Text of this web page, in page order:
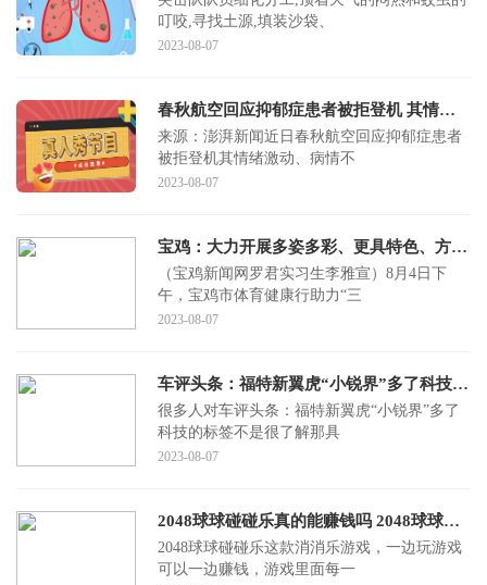
叮咬,寻找土源,填装沙袋、
2023-08-07
春秋航空回应抑郁症患者被拒登机 其情绪激动 病情不明
来源：澎湃新闻近日春秋航空回应抑郁症患者
被拒登机其情绪激动、病情不
2023-08-07
宝鸡：大力开展多姿多彩、更具特色、方便群众的全民健身活动
（宝鸡新闻网罗君实习生李雅宣）8月4日下
午，宝鸡市体育健康行助力“三
2023-08-07
车评头条：福特新翼虎“小锐界”多了科技的标签
很多人对车评头条：福特新翼虎“小锐界”多了
科技的标签不是很了解那具
2023-08-07
2048球球碰碰乐真的能赚钱吗 2048球球碰碰乐安全吗
2048球球碰碰乐这款消消乐游戏，一边玩游戏
可以一边赚钱，游戏里面每一